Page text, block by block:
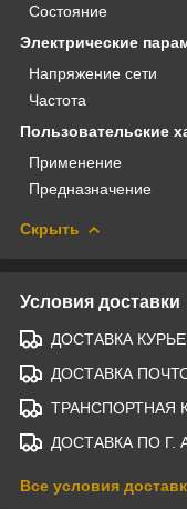
Состояние
Электрические
Напряжение сети
Частота
Пользовательские
Применение
Предназначение
Скрыть
Условия доставки
ДОСТАВКА
ДОСТАВКА
ТРАНСПОРТНАЯ
ДОСТАВКА ПО Г.
Все условия